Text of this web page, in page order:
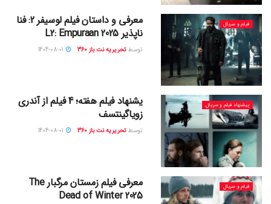
فیلم و سریال
معرفی و داستان فیلم لوسیفر 2: فنا
ناپذیر L2: Empuraan 2025
توسط تحریریه نت باز 360 1404-08-01
پیشنهاد فیلم و سریال
یشنهاد فیلم هفته؛ 4 فیلم از آندری
زویاگینتسف
توسط تحریریه نت باز 360 1404-08-01
فیلم و سریال
معرفی فیلم زمستان مرگبار The
Dead of Winter 2025